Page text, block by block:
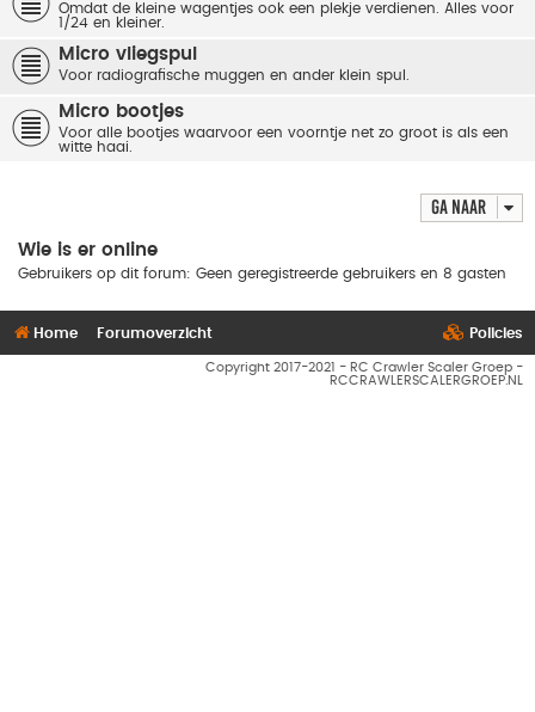
Omdat de kleine wagentjes ook een plekje verdienen. Alles voor
1/24 en kleiner.
Micro vliegspul
Voor radiografische muggen en ander klein spul.
Micro bootjes
Voor alle bootjes waarvoor een voorntje net zo groot is als een
witte haai.
Ga naar
Wie is er online
Gebruikers op dit forum: Geen geregistreerde gebruikers en 8 gasten
Home Forumoverzicht Policies
Copyright 2017-2021 - RC Crawler Scaler Groep -
RCCRAWLERSCALERGROEP.NL